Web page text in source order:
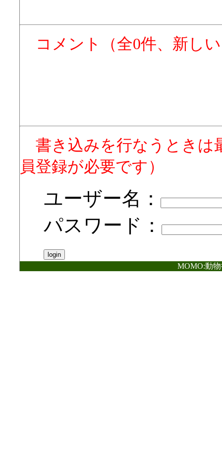
コメント（全0件、新し
書き込みを行なうときは
員登録が必要です）
ユーザー名：
パスワード：
MOMO:動